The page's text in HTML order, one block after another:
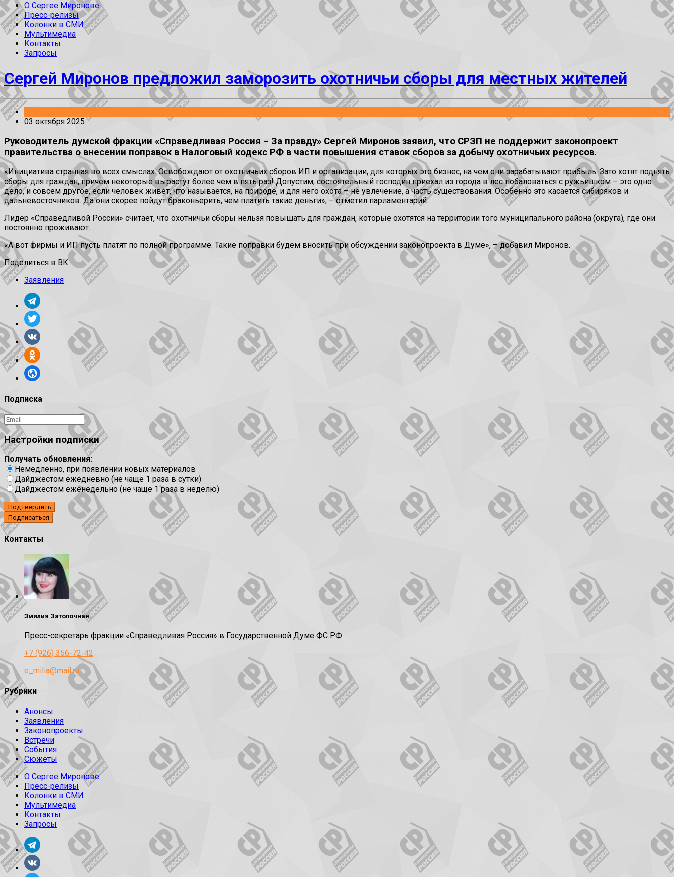
О Сергее Миронове
Пресс-релизы
Колонки в СМИ
Мультимедиа
Контакты
Запросы
Сергей Миронов предложил заморозить охотничьи сборы для местных жителей
03 октября 2025
Руководитель думской фракции «Справедливая Россия – За правду» Сергей Миронов заявил, что СРЗП не поддержит законопроект
правительства о внесении поправок в Налоговый кодекс РФ в части повышения ставок сборов за добычу охотничьих ресурсов.
«Инициатива странная во всех смыслах. Освобождают от охотничьих сборов ИП и организации, для которых это бизнес, на чем они зарабатывают прибыль. Зато хотят поднять
сборы для граждан, причем некоторые вырастут более чем в пять раз! Допустим, состоятельный господин приехал из города в лес побаловаться с ружьишком – это одно
дело, и совсем другое, если человек живет, что называется, на природе, и для него охота – не увлечение, а часть существования. Особенно это касается сибиряков и
дальневосточников. Да они скорее пойдут браконьерить, чем платить такие деньги», – отметил парламентарий.
Лидер «Справедливой России» считает, что охотничьи сборы нельзя повышать для граждан, которые охотятся на территории того муниципального района (округа), где они
постоянно проживают.
«А вот фирмы и ИП пусть платят по полной программе. Такие поправки будем вносить при обсуждении законопроекта в Думе», – добавил Миронов.
Поделиться в ВК
Заявления
Подписка
Настройки подписки
Получать обновления:
Немедленно, при появлении новых материалов
Дайджестом ежедневно (не чаще 1 раза в сутки)
Дайджестом еженедельно (не чаще 1 раза в неделю)
Подтвердить
Контакты
Эмилия Затолочная
Пресс-секретарь фракции «Справедливая Россия» в Государственной Думе ФС РФ
+7 (926) 356-72-42
e_milia@mail.ru
Рубрики
Анонсы
Заявления
Законопроекты
Встречи
События
Сюжеты
О Сергее Миронове
Пресс-релизы
Колонки в СМИ
Мультимедиа
Контакты
Запросы